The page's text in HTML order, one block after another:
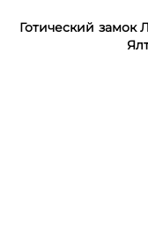
Готический замок